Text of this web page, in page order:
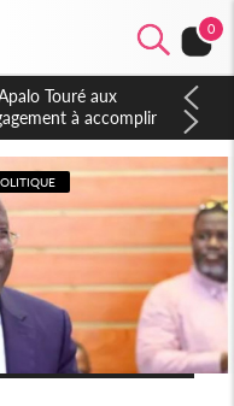
0
en
un exclu d'avance